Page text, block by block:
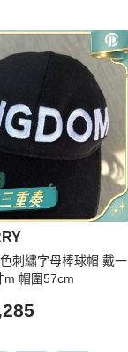
刺繡字母棒球帽 戴一
m 帽圍57cm